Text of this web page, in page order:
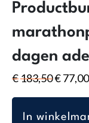
dagen
€183,50
prijs
was:
€77,00
In